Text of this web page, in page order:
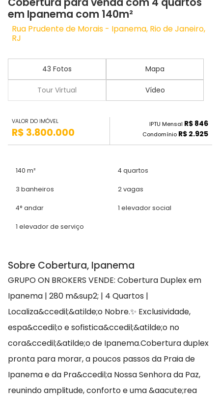
em Ipanema com 140m²
Rua Prudente de Morais - Ipanema, Rio de Janeiro,
RJ
43 Fotos Mapa
Tour Virtual Vídeo
VALOR DO IMÓVEL
R$ 3.800.000
IPTU Mensal R$ 846
Condomínio R$ 2.925
140 m² 4 quartos
3 banheiros 2 vagas
4° andar 1 elevador social
1 elevador de serviço
Sobre Cobertura, Ipanema
GRUPO ON BROKERS VENDE: Cobertura Duplex em
Ipanema | 280 m&sup2; | 4 Quartos |
Localiza&ccedil;&atilde;o Nobre.✨ Exclusividade,
espa&ccedil;o e sofistica&ccedil;&atilde;o no
cora&ccedil;&atilde;o de Ipanema.Cobertura duplex
pronta para morar, a poucos passos da Praia de
Ipanema e da Pra&ccedil;a Nossa Senhora da Paz,
reunindo amplitude, conforto e uma &aacute;rea